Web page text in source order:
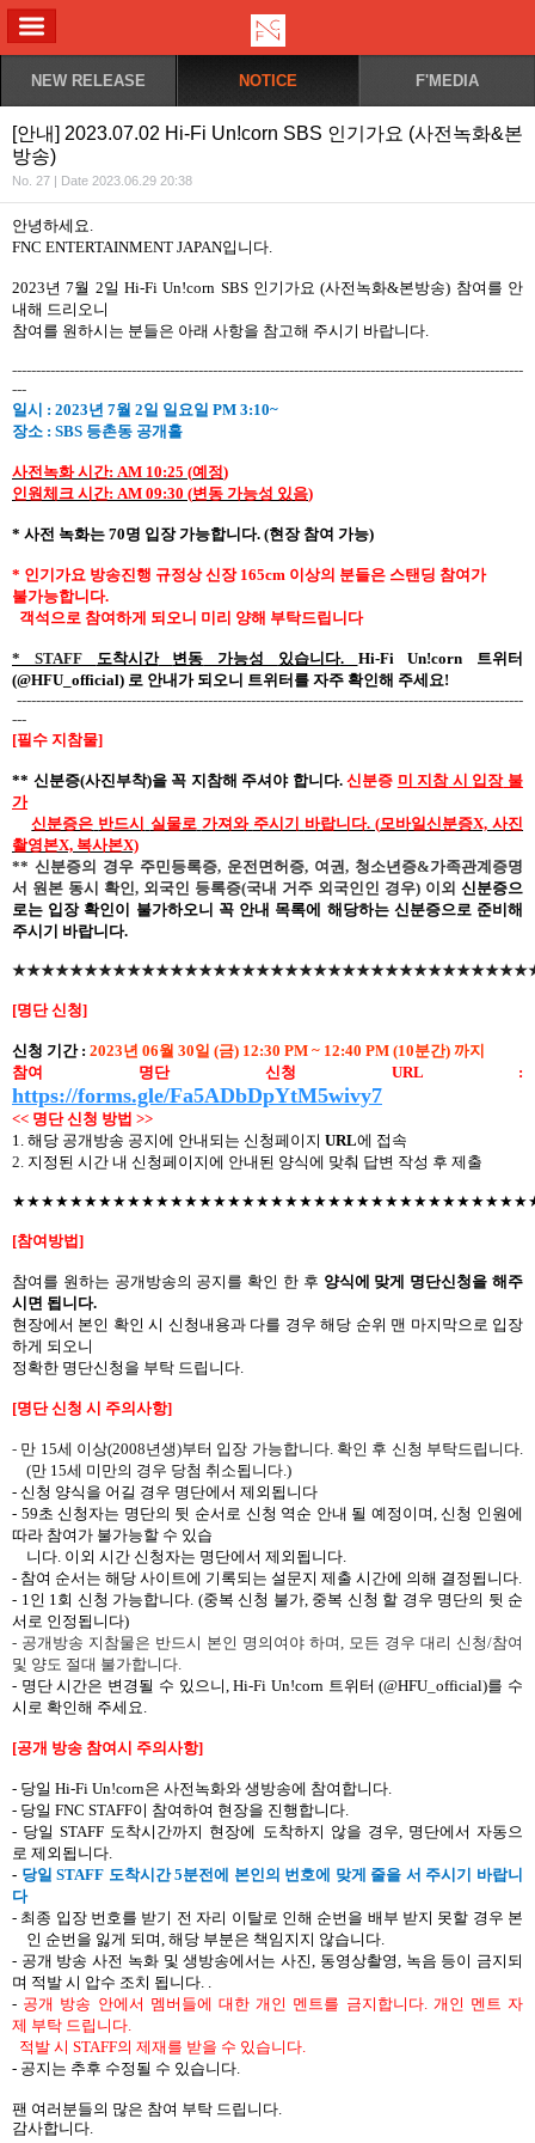
NEW RELEASE NOTICE F'MEDIA
[안내] 2023.07.02 Hi-Fi Un!corn SBS 인기가요 (사전녹화&본
방송)
No. 27 | Date 2023.06.29 20:38
안녕하세요.
FNC ENTERTAINMENT JAPAN입니다.
2023년 7월 2일 Hi-Fi Un!corn SBS 인기가요(사전녹화&본방송) 참여를 안
내해 드리오니
참여를 원하시는 분들은 아래 사항을 참고해 주시기 바랍니다.
-----------------------------------------------------------------------------------------------------------
---
일시 : 2023년 7월 2일 일요일 PM 3:10~
장소 : SBS 등촌동 공개홀
사전녹화 시간: AM 10:25 (예정)
인원체크 시간: AM 09:30 (변동 가능성 있음)
* 사전 녹화는 70명 입장 가능합니다. (현장 참여 가능)
* 인기가요 방송진행 규정상 신장165cm 이상의 분들은 스탠딩 참여가
불가능합니다.
객석으로 참여하게 되오니 미리 양해 부탁드립니다
* STAFF 도착시간 변동 가능성 있습니다. Hi-Fi Un!corn 트위터
(@HFU_official) 로 안내가 되오니 트위터를 자주 확인해 주세요!
----------------------------------------------------------------------------------------------------------
---
[필수 지참물]
** 신분증(사진부착)을 꼭 지참해 주셔야 합니다. 신분증 미 지참 시 입장 불
가
신분증은 반드시 실물로 가져와 주시기 바랍니다. (모바일신분증X,사진
촬영본X, 복사본X)
** 신분증의 경우 주민등록증, 운전면허증, 여권, 청소년증&가족관계증명
서 원본 동시 확인, 외국인 등록증(국내 거주 외국인인 경우) 이외 신분증으
로는 입장 확인이 불가하오니 꼭 안내 목록에 해당하는 신분증으로 준비해
주시기 바랍니다.
[명단 신청]
신청 기간: 2023년 06월 30일 (금) 12:30 PM ~ 12:40 PM (10분간) 까지
참여 명단 신청 URL :
https://forms.gle/Fa5ADbDpYtM5wivy7
<< 명단 신청 방법 >>
1. 해당 공개방송 공지에 안내되는 신청페이지 URL에 접속
2. 지정된 시간 내 신청페이지에 안내된 양식에 맞춰 답변 작성 후 제출
[참여방법 ]
참여를 원하는 공개방송의 공지를 확인 한 후 양식에 맞게 명단신청을 해주
시면 됩니다.
현장에서 본인 확인 시 신청내용과 다를 경우 해당 순위 맨 마지막으로 입장
하게 되오니
정확한 명단신청을 부탁 드립니다.
[명단 신청 시 주의사항]
- 만 15세 이상(2008년생)부터 입장 가능합니다. 확인 후 신청 부탁드립니다.
(만 15세 미만의 경우 당첨 취소됩니다.)
- 신청 양식을 어길 경우 명단에서 제외됩니다
- 59초 신청자는 명단의 뒷 순서로 신청 역순 안내 될 예정이며,신청 인원에
따라 참여가 불가능할 수 있습
니다. 이외 시간 신청자는 명단에서 제외됩니다.
- 참여 순서는 해당 사이트에 기록되는 설문지 제출 시간에 의해 결정됩니다.
- 1인 1회 신청 가능합니다. (중복 신청 불가, 중복 신청 할 경우 명단의 뒷 순
서로 인정됩니다)
- 공개방송 지참물은 반드시 본인 명의여야 하며, 모든 경우 대리 신청/참여
및 양도 절대 불가합니다.
- 명단 시간은 변경될 수 있으니,Hi-Fi Un!corn 트위터 (@HFU_official)를 수
시로 확인해 주세요.
[공개 방송 참여시 주의사항]
- 당일 Hi-Fi Un!corn은 사전녹화와 생방송에 참여합니다.
- 당일 FNC STAFF이 참여하여 현장을 진행합니다.
- 당일 STAFF 도착시간까지 현장에 도착하지 않을 경우, 명단에서 자동으
로 제외됩니다.
- 당일 STAFF 도착시간5분전에 본인의 번호에 맞게 줄을 서 주시기
바랍니
다
- 최종 입장 번호를 받기 전 자리 이탈로 인해 순번을 배부 받지 못할 경우 본
인 순번을 잃게 되며, 해당 부분은 책임지지 않습니다.
- 공개 방송 사전 녹화 및 생방송에서는 사진, 동영상촬영, 녹음 등이 금지되
며 적발 시 압수 조치 됩니다. .
- 공개 방송 안에서 멤버들에 대한 개인 멘트를 금지합니다. 개인 멘트 자
제 부탁 드립니다.
적발 시 STAFF의 제재를 받을 수 있습니다.
- 공지는 추후 수정될 수 있습니다.
팬 여러분들의 많은 참여 부탁 드립니다.
감사합니다.